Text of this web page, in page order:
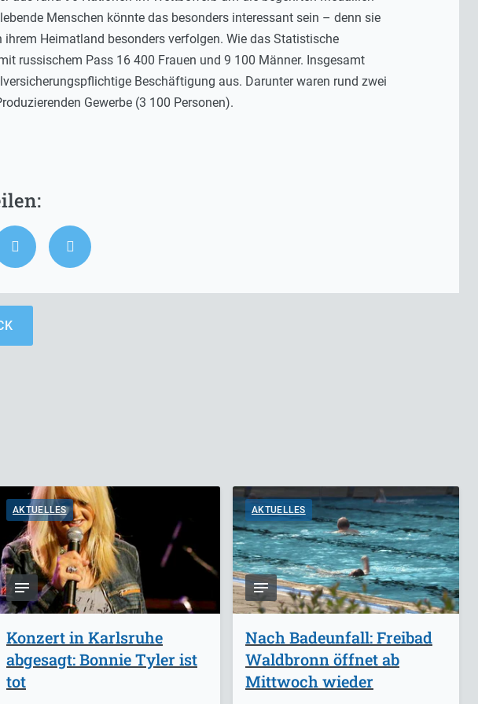
Menschen könnte das besonders interessant sein – denn sie
Heimatland besonders verfolgen. Wie das Statistische
russischem Pass 16 400 Frauen und 9 100 Männer. Insgesamt
Beschäftigung aus. Darunter waren rund zwei
Gewerbe (3 100 Personen).
AKTUELLES
Konzert in Karlsruhe
abgesagt: Bonnie Tyler ist
tot
AKTUELLES
Nach Badeunfall: Freibad
Waldbronn öffnet ab
Mittwoch wieder